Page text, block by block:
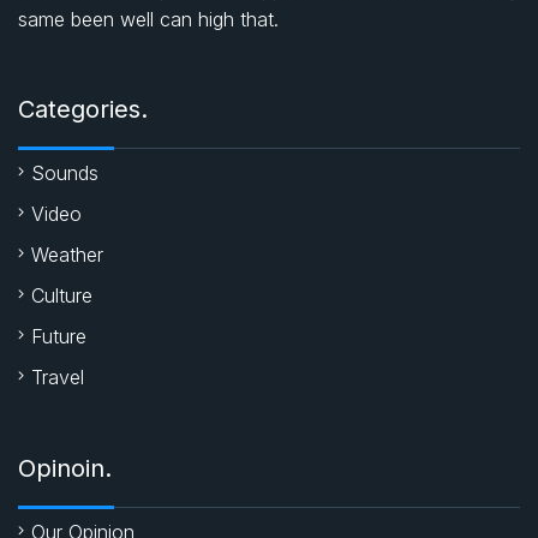
o
k
same been well can high that.
Categories.
Sounds
Video
Weather
Culture
Future
Travel
Opinoin.
Our Opinion